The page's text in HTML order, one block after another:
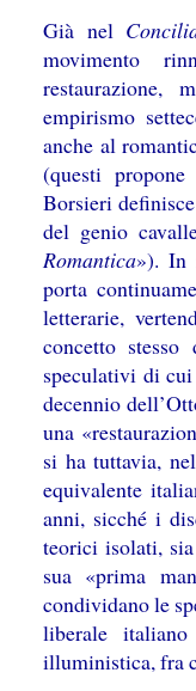
Già nel
movimento
restaurazione,
empirismo
anche al
(questi
Borsieri
del genio
Romantica»). In
porta
letterarie,
concetto
speculativi di
decennio
una
si ha tuttavia,
equivalente
anni, sicché i
teorici isolati,
sua «prima
condividano le
liberale
illuministica, fra